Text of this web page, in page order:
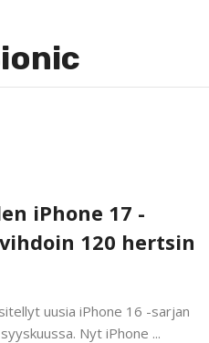
iPhone 17 -
120 hertsin
uusia iPhone 16 -sarjan
Nyt iPhone ...